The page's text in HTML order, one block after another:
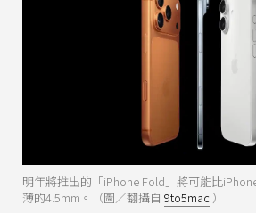
明年將推出的「iPhone Fold」將可能比
薄的4.5mm。（圖／翻攝自 9to5mac ）